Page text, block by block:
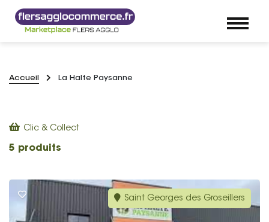
Accueil La Halte Paysanne
Clic & Collect
5 produits
Saint Georges des Groseillers